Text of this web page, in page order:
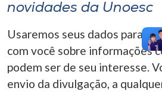
novidades da Unoesc
Usaremos seus dados para
com você sobre informações
podem ser de seu interesse.
envio da divulgação, a